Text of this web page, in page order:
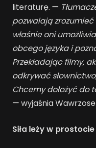
literaturę. —
pozwalają
właśnie oni
obcego języka i
Przekładając filmy,
odkrywać
Chcemy dołożyć do
— wyjaśnia
Siła leży w prostocie